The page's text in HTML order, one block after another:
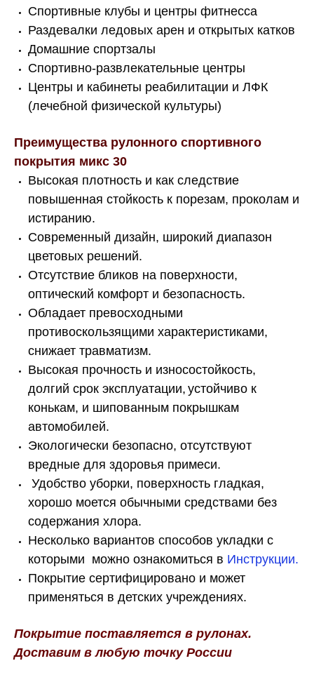
Спортивные клубы и центры фитнесса
Раздевалки ледовых арен и открытых катков
Домашние спортзалы
Спортивно-развлекательные центры
Центры и кабинеты реабилитации и ЛФК
(лечебной физической культуры)
Преимущества рулонного спортивного
покрытия микс 30
Высокая плотность и как следствие
повышенная стойкость к порезам, проколам и
истиранию.
Современный дизайн, широкий диапазон
цветовых решений.
Отсутствие бликов на поверхности,
оптический комфорт и безопасность.
Обладает превосходными
противоскользящими характеристиками,
снижает травматизм.
Высокая прочность и износостойкость,
долгий срок эксплуатации, устойчиво к
конькам, и шипованным покрышкам
автомобилей.
Экологически безопасно, отсутствуют
вредные для здоровья примеси.
Удобство уборки, поверхность гладкая,
хорошо моется обычными средствами без
содержания хлора.
Несколько вариантов способов укладки с
которыми можно ознакомиться в Инструкции.
Покрытие сертифицировано и может
применяться в детских учреждениях.
Покрытие поставляется в рулонах.
Доставим в любую точку России